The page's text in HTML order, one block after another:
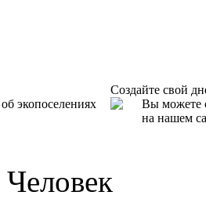
экопоселениях
Создайте свой
Вы можете
на нашем